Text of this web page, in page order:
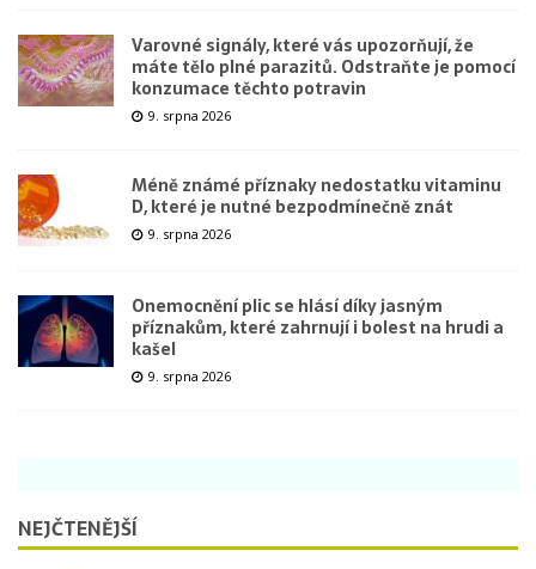
Varovné signály, které vás upozorňují, že
máte tělo plné parazitů. Odstraňte je pomocí
konzumace těchto potravin
9. srpna 2026
Méně známé příznaky nedostatku vitaminu
D, které je nutné bezpodmínečně znát
9. srpna 2026
Onemocnění plic se hlásí díky jasným
příznakům, které zahrnují i bolest na hrudi a
kašel
9. srpna 2026
NEJČTENĚJŠÍ